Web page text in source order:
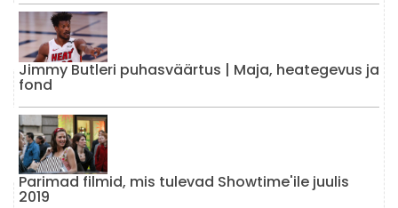
Jimmy Butleri puhasväärtus | Maja, heategevus ja
fond
Parimad filmid, mis tulevad Showtime'ile juulis
2019